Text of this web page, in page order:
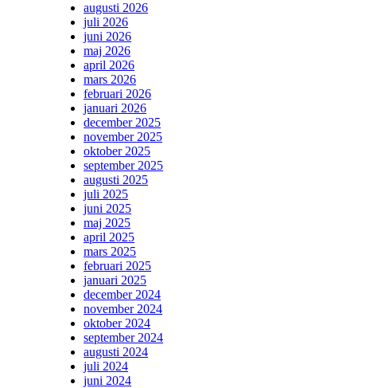
augusti 2026
juli 2026
juni 2026
maj 2026
april 2026
mars 2026
februari 2026
januari 2026
december 2025
november 2025
oktober 2025
september 2025
augusti 2025
juli 2025
juni 2025
maj 2025
april 2025
mars 2025
februari 2025
januari 2025
december 2024
november 2024
oktober 2024
september 2024
augusti 2024
juli 2024
juni 2024